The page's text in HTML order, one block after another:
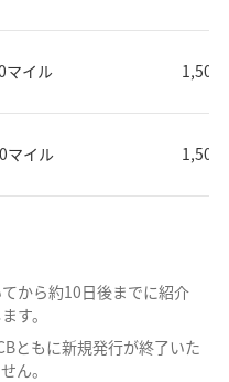
マイル 1,500
マイル 1,500
から約10日後までに紹介
す。
ともに新規発行が終了いた
ん。